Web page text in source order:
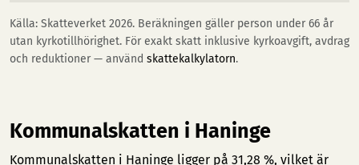
Källa: Skatteverket 2026. Beräkningen gäller person under 66 år
utan kyrkotillhörighet. För exakt skatt inklusive kyrkoavgift, avdrag
och reduktioner — använd skattekalkylatorn.
Kommunalskatten i Haninge
Kommunalskatten i Haninge ligger på 31,28 %, vilket är